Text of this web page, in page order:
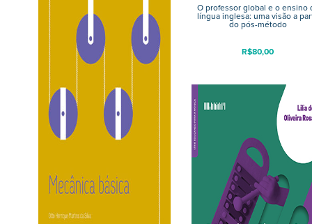
O professor global e o ensino
língua inglesa: uma visão a
do pós-método
R$80,00